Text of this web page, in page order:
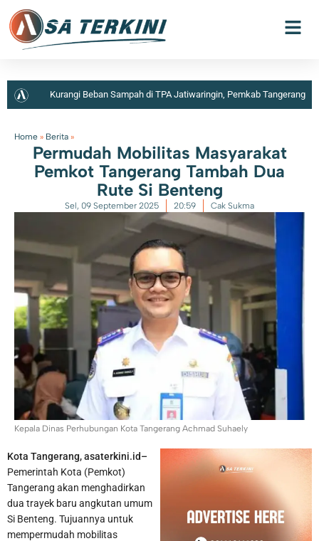
Kurangi Beban Sampah di TPA Jatiwaringin, Pemkab Tangerang
Ditangani Polres Metro Jakarta Selatan
Home » Berita »
Permudah Mobilitas Masyarakat
Pemkot Tangerang Tambah Dua
Rute Si Benteng
Sel, 09 September 2025 20:59 Cak Sukma
Kepala Dinas Perhubungan Kota Tangerang Achmad Suhaely
Kota Tangerang, asaterkini.id–
Pemerintah Kota (Pemkot)
Tangerang akan menghadirkan
dua trayek baru angkutan umum
Si Benteng. Tujuannya untuk
mempermudah mobilitas